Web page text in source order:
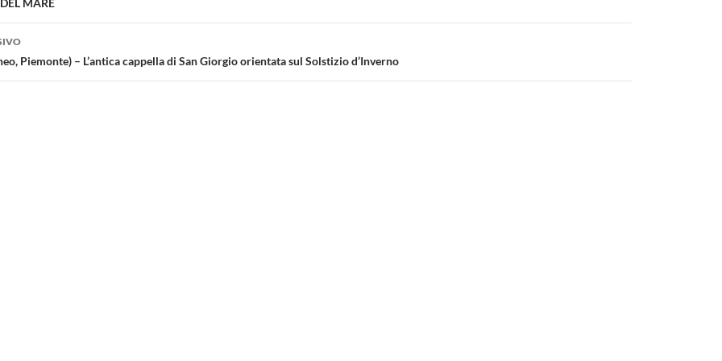
MARE
Piemonte) – L’antica cappella di San Giorgio orientata sul Solstizio d’Inverno